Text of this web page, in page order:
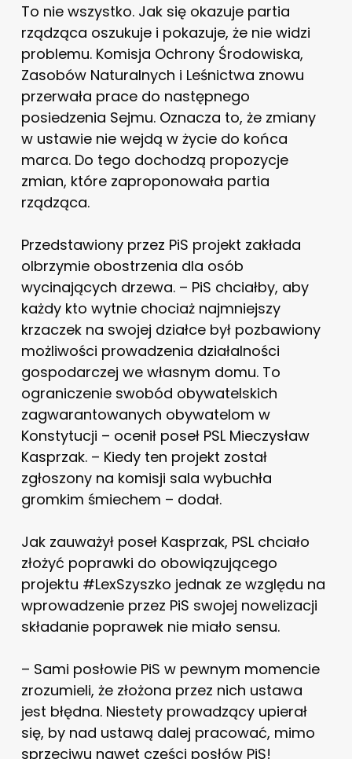
To nie wszystko. Jak się okazuje partia
rządząca oszukuje i pokazuje, że nie widzi
problemu. Komisja Ochrony Środowiska,
Zasobów Naturalnych i Leśnictwa znowu
przerwała prace do następnego
posiedzenia Sejmu. Oznacza to, że zmiany
w ustawie nie wejdą w życie do końca
marca. Do tego dochodzą propozycje
zmian, które zaproponowała partia
rządząca.
Przedstawiony przez PiS projekt zakłada
olbrzymie obostrzenia dla osób
wycinających drzewa. – PiS chciałby, aby
każdy kto wytnie chociaż najmniejszy
krzaczek na swojej działce był pozbawiony
możliwości prowadzenia działalności
gospodarczej we własnym domu. To
ograniczenie swobód obywatelskich
zagwarantowanych obywatelom w
Konstytucji – ocenił poseł PSL Mieczysław
Kasprzak. – Kiedy ten projekt został
zgłoszony na komisji sala wybuchła
gromkim śmiechem – dodał.
Jak zauważył poseł Kasprzak, PSL chciało
złożyć poprawki do obowiązującego
projektu #LexSzyszko jednak ze względu na
wprowadzenie przez PiS swojej nowelizacji
składanie poprawek nie miało sensu.
– Sami posłowie PiS w pewnym momencie
zrozumieli, że złożona przez nich ustawa
jest błędna. Niestety prowadzący upierał
się, by nad ustawą dalej pracować, mimo
sprzeciwu nawet części posłów PiS!